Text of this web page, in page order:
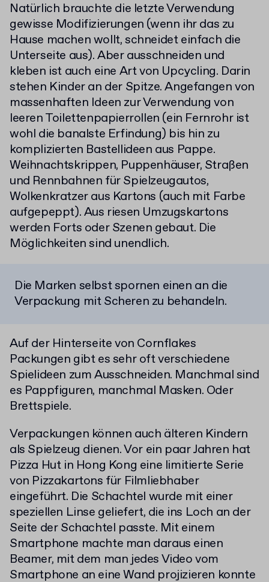
Natürlich brauchte die letzte Verwendung
gewisse Modifizierungen (wenn ihr das zu
Hause machen wollt, schneidet einfach die
Unterseite aus). Aber ausschneiden und
kleben ist auch eine Art von Upcycling. Darin
stehen Kinder an der Spitze. Angefangen von
massenhaften Ideen zur Verwendung von
leeren Toilettenpapierrollen (ein Fernrohr ist
wohl die banalste Erfindung) bis hin zu
komplizierten Bastellideen aus Pappe.
Weihnachtskrippen, Puppenhäuser, Straßen
und Rennbahnen für Spielzeugautos,
Wolkenkratzer aus Kartons (auch mit Farbe
aufgepeppt). Aus riesen Umzugskartons
werden Forts oder Szenen gebaut. Die
Möglichkeiten sind unendlich.
Die Marken selbst spornen einen an die
Verpackung mit Scheren zu behandeln.
Auf der Hinterseite von Cornflakes
Packungen gibt es sehr oft verschiedene
Spielideen zum Ausschneiden. Manchmal sind
es Pappfiguren, manchmal Masken. Oder
Brettspiele.
Verpackungen können auch älteren Kindern
als Spielzeug dienen. Vor ein paar Jahren hat
Pizza Hut in Hong Kong eine limitierte Serie
von Pizzakartons für Filmliebhaber
eingeführt. Die Schachtel wurde mit einer
speziellen Linse geliefert, die ins Loch an der
Seite der Schachtel passte. Mit einem
Smartphone machte man daraus einen
Beamer, mit dem man jedes Video vom
Smartphone an eine Wand projizieren konnte